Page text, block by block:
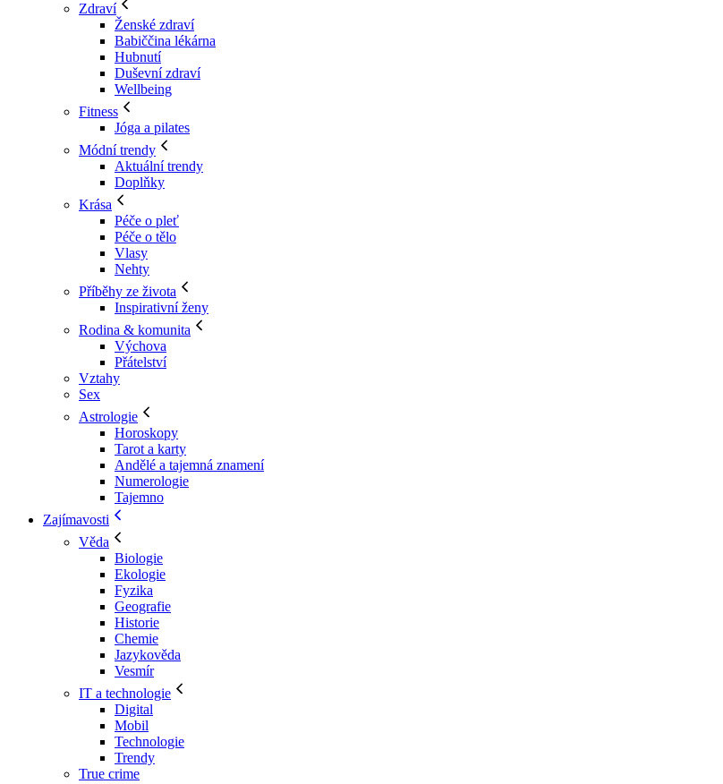
Zdraví
Ženské zdraví
Babiččina lékárna
Hubnutí
Duševní zdraví
Wellbeing
Fitness
Jóga a pilates
Módní trendy
Aktuální trendy
Doplňky
Krása
Péče o pleť
Péče o tělo
Vlasy
Nehty
Příběhy ze života
Inspirativní ženy
Rodina & komunita
Výchova
Přátelství
Vztahy
Sex
Astrologie
Horoskopy
Tarot a karty
Andělé a tajemná znamení
Numerologie
Tajemno
Zajímavosti
Věda
Biologie
Ekologie
Fyzika
Geografie
Historie
Chemie
Jazykověda
Vesmír
IT a technologie
Digital
Mobil
Technologie
Trendy
True crime